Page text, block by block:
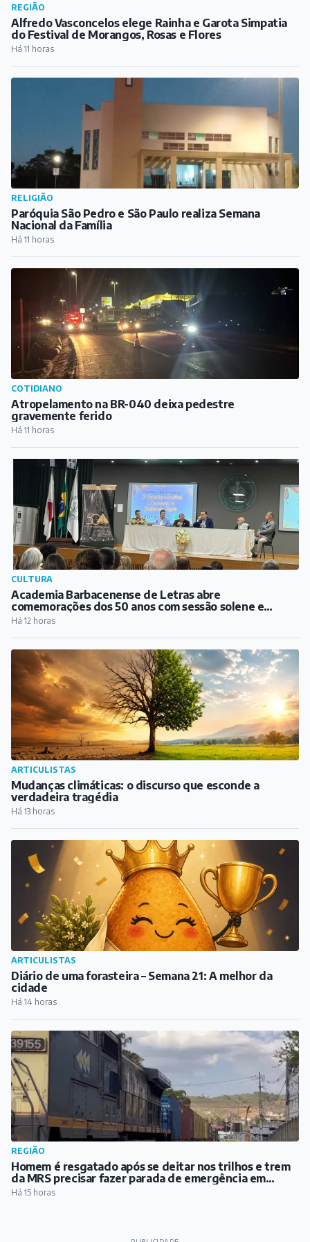
RELIGIÃO
Paróquia São Pedro e São Paulo realiza Semana
Nacional da Família
Há 11 horas
COTIDIANO
Atropelamento na BR-040 deixa pedestre
gravemente ferido
Há 11 horas
CULTURA
Academia Barbacenense de Letras abre
comemorações dos 50 anos com sessão solene e
lançamento de biografia de Guimarães Rosa
Há 12 horas
ARTICULISTAS
Mudanças climáticas: o discurso que esconde a
verdadeira tragédia
Há 13 horas
ARTICULISTAS
Diário de uma forasteira – Semana 21: A melhor da
cidade
Há 14 horas
REGIÃO
Homem é resgatado após se deitar nos trilhos e trem
da MRS precisar fazer parada de emergência em
Santos Dumont
Há 15 horas
PUBLICIDADE